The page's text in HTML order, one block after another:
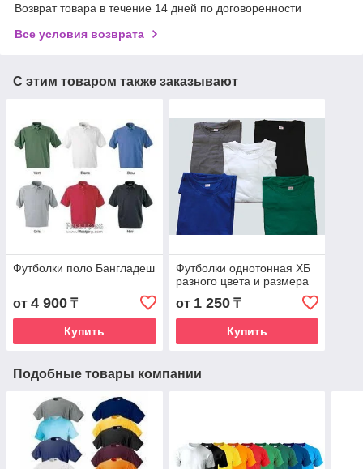
Возврат товара в течение 14 дней по договоренности
Все условия возврата
С этим товаром также заказывают
Футболки поло Бангладеш
от 4 900 ₸
Купить
Футболки однотонная ХБ
разного цвета и размера
от 1 250₸
Купить
Подобные товары компании